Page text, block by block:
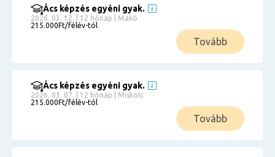
Ács képzés egyéni gyak.
2026. 03. 12. | 12 hónap | Makó
215.000Ft/félév-tól
Tovább
Ács képzés egyéni gyak.
2026. 03. 07. | 12 hónap | Miskolc
215.000Ft/félév-tól
Tovább